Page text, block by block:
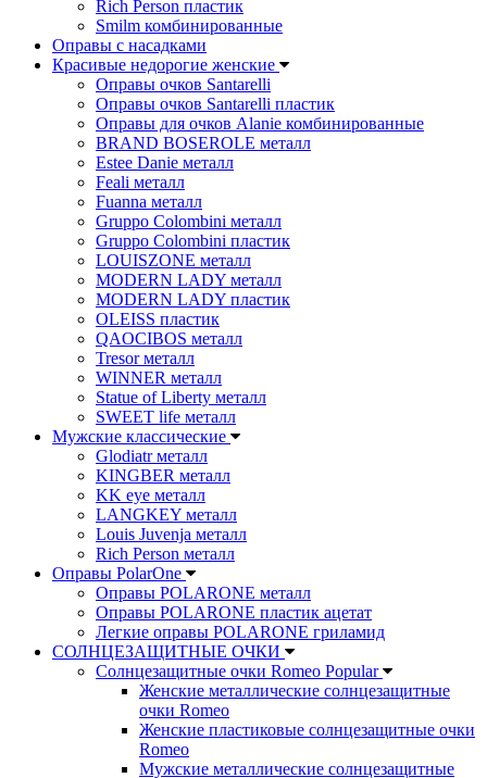
Rich Person пластик
Smilm комбинированные
Оправы с насадками
Красивые недорогие женские
Оправы очков Santarelli
Оправы очков Santarelli пластик
Оправы для очков Alanie комбинированные
BRAND BOSEROLE металл
Estee Danie металл
Feali металл
Fuanna металл
Gruppo Colombini металл
Gruppo Colombini пластик
LOUISZONE металл
MODERN LADY металл
MODERN LADY пластик
OLEISS пластик
QAOCIBOS металл
Tresor металл
WINNER металл
Statue of Liberty металл
SWEET life металл
Мужские классические
Glodiatr металл
KINGBER металл
KK eye металл
LANGKEY металл
Louis Juvenja металл
Rich Person металл
Оправы PolarOne
Оправы POLARONE металл
Оправы POLARONE пластик ацетат
Легкие оправы POLARONE гриламид
СОЛНЦЕЗАЩИТНЫЕ ОЧКИ
Солнцезащитные очки Romeo Popular
Женские металлические солнцезащитные
очки Romeo
Женские пластиковые солнцезащитные очки
Romeo
Мужские металлические солнцезащитные